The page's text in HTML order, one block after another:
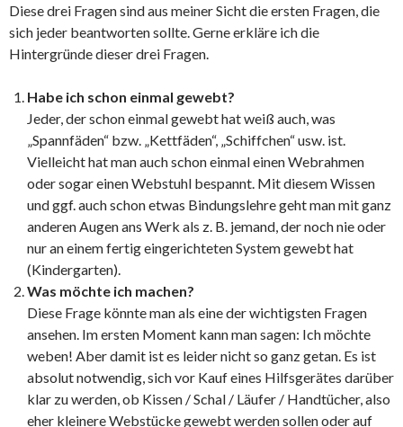
Diese drei Fragen sind aus meiner Sicht die ersten Fragen, die
sich jeder beantworten sollte. Gerne erkläre ich die
Hintergründe dieser drei Fragen.
Habe ich schon einmal gewebt?
Jeder, der schon einmal gewebt hat weiß auch, was
„Spannfäden“ bzw. „Kettfäden“, „Schiffchen“ usw. ist.
Vielleicht hat man auch schon einmal einen Webrahmen
oder sogar einen Webstuhl bespannt. Mit diesem Wissen
und ggf. auch schon etwas Bindungslehre geht man mit ganz
anderen Augen ans Werk als z. B. jemand, der noch nie oder
nur an einem fertig eingerichteten System gewebt hat
(Kindergarten).
Was möchte ich machen?
Diese Frage könnte man als eine der wichtigsten Fragen
ansehen. Im ersten Moment kann man sagen: Ich möchte
weben! Aber damit ist es leider nicht so ganz getan. Es ist
absolut notwendig, sich vor Kauf eines Hilfsgerätes darüber
klar zu werden, ob Kissen / Schal / Läufer / Handtücher, also
eher kleinere Webstücke gewebt werden sollen oder auf